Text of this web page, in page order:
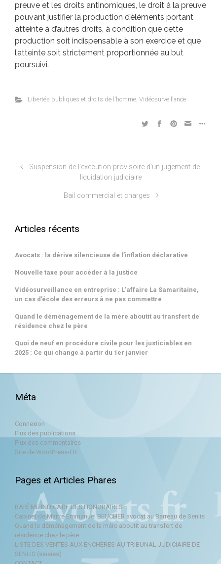
preuve et les droits antinomiques, le droit à la preuve
pouvant justifier la production d’éléments portant
atteinte à d’autres droits, à condition que cette
production soit indispensable à son exercice et que
l’atteinte soit strictement proportionnée au but
poursuivi.
Libertés publiques et droits de l'homme, Vidéosurveillance
Suspension de l’exécution provisoire d’un jugement de
liquidation judiciaire
Bail commercial et charges
Articles récents
Avocats : la dérive silencieuse de l’inflation déclarative
Nouvelle taxe pour accéder à la justice
Vidéosurveillance en entreprise : L’affaire La Samaritaine,
un cas d’école des erreurs à ne pas commettre
Quand le déménagement de la mère aboutit au transfert de
résidence chez le père
Quoi de neuf en procédure civile pour les justiciables en
2025 : Ce qui change à partir du 1er janvier
Méta
Connexion
Flux des publications
Flux des commentaires
Site de WordPress-FR
Pages et Articles Phares
BARÈME INDICATIF DES HONORAIRES
Cabinet de Maître Emmanuel BEUCHER avocat au Barreau de Senlis
Quand le déménagement de la mère aboutit au transfert de
résidence chez le père
LISTE DES VENTES AUX ENCHÈRES AU TRIBUNAL JUDICIAIRE DE
SENLIS (saisies)